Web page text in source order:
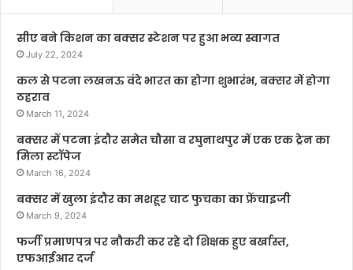
सीए बने किशन का बक्सर स्टेशन पर हुआ भव्य स्वागत
July 22, 2024
कल से पटना लखनऊ वंदे भारत का होगा शुभारंभ, बक्सर में होगा
ठहराव
March 11, 2024
बक्सर में पटना इंदौर समेत चौसा व रघुनाथपुर में एक एक ट्रेन का
मिला स्टॉपेज
March 16, 2024
बक्सर में खुला इंदौर का मशहूर चाट फुचका का फ्रेंचाइजी
March 9, 2024
फर्जी प्रमाणपत्र पर नौकरी कर रहे दो शिक्षक हुए बर्खास्त,
एफआईआर दर्ज